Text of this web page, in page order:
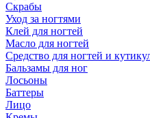
Скрабы
Уход за ногтями
Клей для ногтей
Масло для ногтей
Средство для ногтей и
Бальзамы для ног
Лосьоны
Баттеры
Лицо